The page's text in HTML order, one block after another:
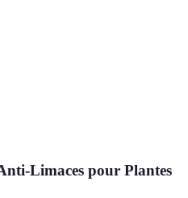
Limaces pour Plantes